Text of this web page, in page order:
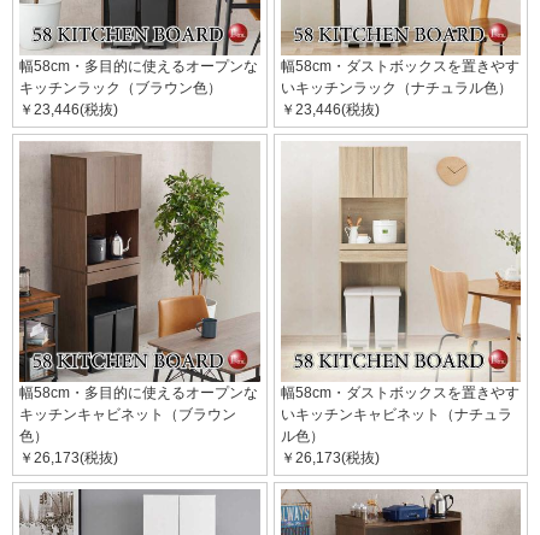
幅58cm・多目的に使えるオープンな
キッチンラック（ブラウン色）
￥23,446(税抜)
幅58cm・ダストボックスを置きやす
いキッチンラック（ナチュラル色）
￥23,446(税抜)
幅58cm・多目的に使えるオープンな
キッチンキャビネット（ブラウン
色）
￥26,173(税抜)
幅58cm・ダストボックスを置きやす
いキッチンキャビネット（ナチュラ
ル色）
￥26,173(税抜)